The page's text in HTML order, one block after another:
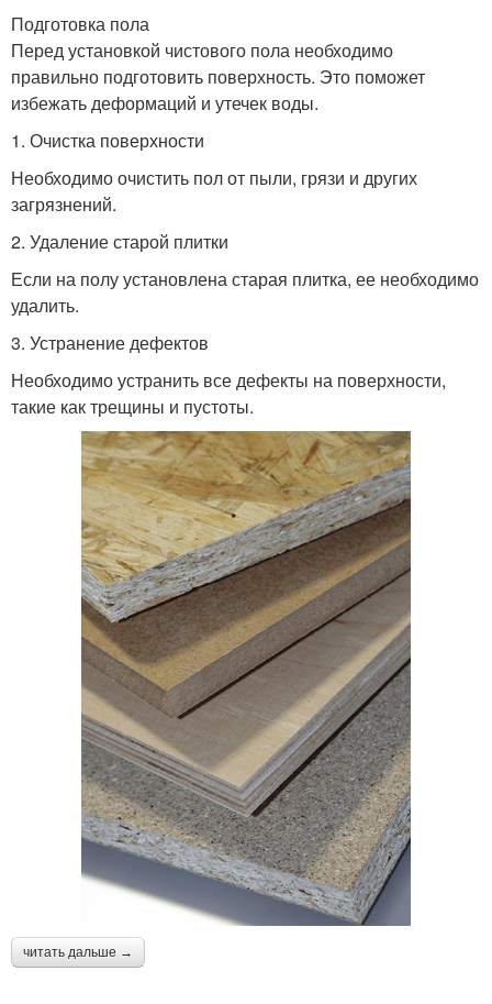
Подготовка пола
Перед установкой чистового пола необходимо
правильно подготовить поверхность. Это поможет
избежать деформаций и утечек воды.
1. Очистка поверхности
Необходимо очистить пол от пыли, грязи и других
загрязнений.
2. Удаление старой плитки
Если на полу установлена старая плитка, ее необходимо
удалить.
3. Устранение дефектов
Необходимо устранить все дефекты на поверхности,
такие как трещины и пустоты.
читать дальше →